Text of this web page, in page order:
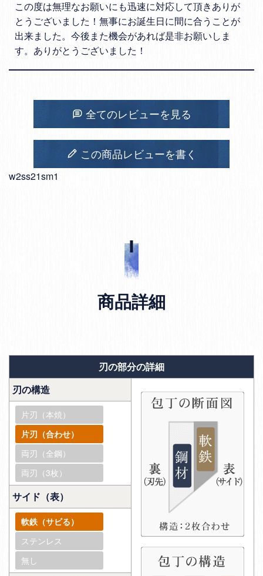
この度は無理なお願いにも迅速に対応して頂きありが
とうございました！無事にお誕生日に間に合うことが
出来ました。今後また機会があれば是非お願いしま
す。ありがとうございました！
全てのレビューを見る
この商品レビューを書く
w2ss21sm1
商品詳細
刃の部分の詳細
刃の構造
片刃（本焼）
片刃（合わせ）
両刃（全鋼）
両刃（3枚）
サイド（表）
軟鉄（サビる）
ステンレス
無し